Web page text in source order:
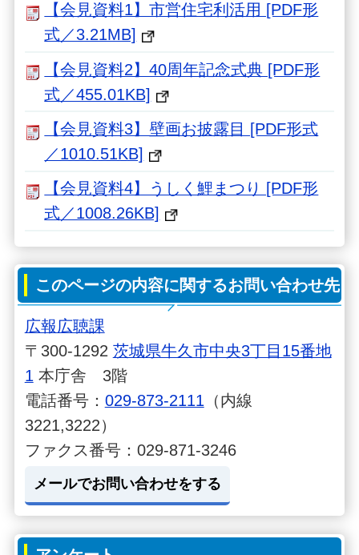
【会見資料1】市営住宅利活用 [PDF形
式／3.21MB]
【会見資料2】40周年記念式典 [PDF形
式／455.01KB]
【会見資料3】壁画お披露目 [PDF形式
／1010.51KB]
【会見資料4】うしく鯉まつり [PDF形
式／1008.26KB]
このページの内容に関するお問い合わせ先
広報広聴課
〒300-1292 茨城県牛久市中央3丁目15番地
1 本庁舎 3階
電話番号： 029-873-2111 （内線
3221,3222）
ファクス番号：029-871-3246
メールでお問い合わせをする